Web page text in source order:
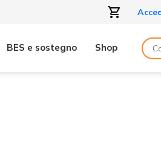
BES e sostegno Shop